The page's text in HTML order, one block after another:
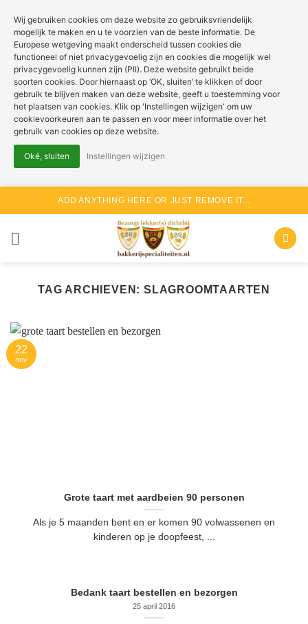
naar
ADD ANYTHING HERE OR JUST REMOVE IT...
TAG ARCHIEVEN: SLAGROOMTAARTEN
Grote taart met aardbeien 90 personen
Als je 5 maanden bent en er komen 90 volwassenen en
kinderen op je doopfeest, ...
22
nov
Bedank taart bestellen en bezorgen
25 april 2016
Wij gebruiken cookies om deze website zo gebruiksvriendelijk
mogelijk te maken en u te voorzien van de beste informatie. De
Europese wetgeving maakt onderscheid tussen cookies die
functioneel of niet privacygevoelig zijn en cookies die mogelijk wel
privacygevoelig kunnen zijn (PII). Deze website gebruikt beide
soorten cookies. Door hiernaast op ‘OK, sluiten’ te klikken of door
gebruik te blijven maken van deze website, geeft u toestemming voor
het plaatsen van cookies. Klik op 'Instellingen wijzigen' om uw
cookievoorkeuren aan te passen en voor meer informatie over het
gebruik van cookies op deze website.
Oké, sluiten Instellingen wijzigen